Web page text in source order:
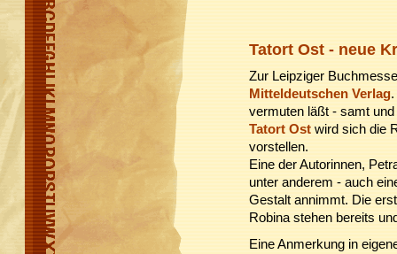
Tatort Ost - neue
Zur Leipziger
Mitteldeutschen Verlag
vermuten läßt - samt
Tatort Ost wird sich die
vorstellen.
Eine der Autorinnen,
unter anderem - auch
Gestalt annimmt. Die
Robina stehen bereits
Eine Anmerkung in